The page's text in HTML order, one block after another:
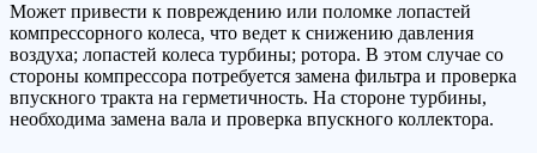
Может привести к повреждению или поломке лопастей
компрессорного колеса, что ведет к снижению давления
воздуха; лопастей колеса турбины; ротора. В этом случае со
стороны компрессора потребуется замена фильтра и проверка
впускного тракта на герметичность. На стороне турбины,
необходима замена вала и проверка впускного коллектора.